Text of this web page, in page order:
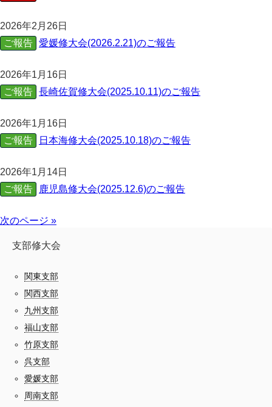
2026年2月26日
ご報告 愛媛修大会(2026.2.21)のご報告
2026年1月16日
ご報告 長崎佐賀修大会(2025.10.11)のご報告
2026年1月16日
ご報告
日本海修大会(2025.10.18)のご報告
2026年1月14日
ご報告
鹿児島修大会(2025.12.6)のご報告
次のページ »
支部修大会
関東支部
関西支部
九州支部
福山支部
竹原支部
呉支部
愛媛支部
周南支部